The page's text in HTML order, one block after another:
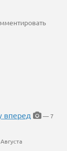
вперед
— 7